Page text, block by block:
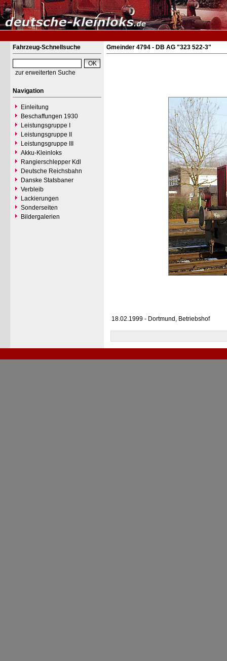
Fahrzeug-Schnellsuche
zur erweiterten Suche
Navigation
Einleitung
Beschaffungen 1930
Leistungsgruppe I
Leistungsgruppe II
Leistungsgruppe III
Akku-Kleinloks
Rangierschlepper Kdl
Deutsche Reichsbahn
Danske Statsbaner
Verbleib
Lackierungen
Sonderseiten
Bildergalerien
Gmeinder 4794 - DB AG "323 522-3"
18.02.1999 - Dortmund, Betriebshof